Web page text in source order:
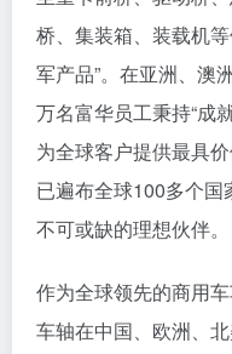
桥、集装箱、装载机
军产品”。在亚洲、澳
万名富华员工秉持“成
为全球客户提供最具
已遍布全球100多个
不可或缺的理想伙伴。
作为全球领先的商用
车轴在中国、欧洲、